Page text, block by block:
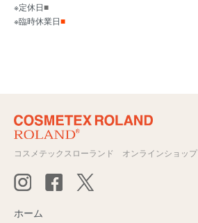
※定休日■
※臨時休業日■
コスメテックスローランド オンラインショップ
ホーム